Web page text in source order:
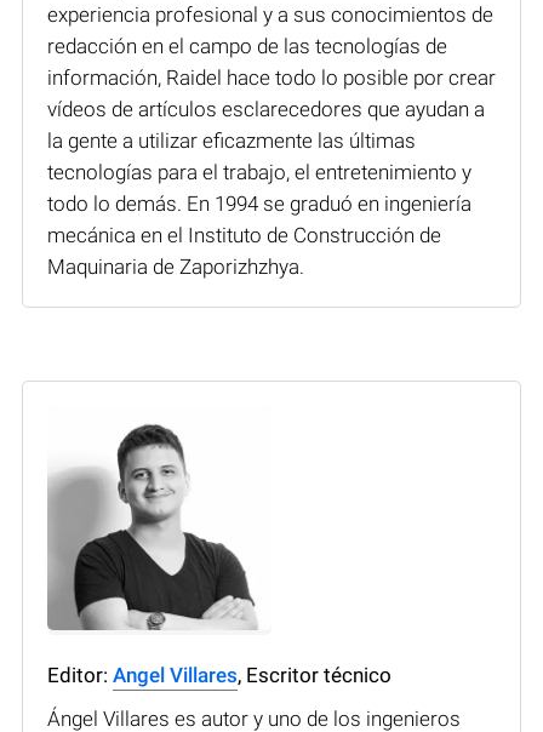
experiencia profesional y a sus conocimientos de
redacción en el campo de las tecnologías de
información, Raidel hace todo lo posible por crear
vídeos de artículos esclarecedores que ayudan a
la gente a utilizar eficazmente las últimas
tecnologías para el trabajo, el entretenimiento y
todo lo demás. En 1994 se graduó en ingeniería
mecánica en el Instituto de Construcción de
Maquinaria de Zaporizhzhya.
Editor: Angel Villares, Escritor técnico
Ángel Villares es autor y uno de los ingenieros